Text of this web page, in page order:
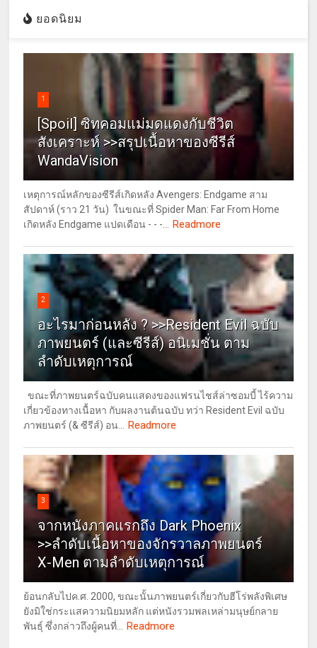
ยอดนิยม
1
[Spoil] ซิทคอมแม่มดแดงกับชีวิต
สังเคราะห์ >>สรุปเนื้อหาของซีรีส์
WandaVision
เหตุการณ์หลักของซีรีส์เกิดหลัง Avengers: Endgame สาม
สัปดาห์ (ราว 21 วัน) ในขณะที่ Spider Man: Far From Home
เกิดหลัง Endgame แปดเดือน - - -...
Readmore
2
อะไรมาก่อนหลัง ? >>Resident Evil ฉบับ
ภาพยนตร์ (และซีรีส์) อนิเมชั่น ตาม
ลำดับเหตุการณ์
ขณะที่ภาพยนตร์ฉบับคนแสดงของแฟรนไชส์ล่าซอมบี้ ไร้ความ
เกี่ยวข้องทางเนื้อหา กับผลงานต้นฉบับ ทว่า Resident Evil ฉบับ
ภาพยนตร์ (& ซีรีส์) อน...
Readmore
3
จากหนังภาคแรกถึง Dark Phoenix
>>ลำดับเนื้อหาของจักรวาลภาพยนตร์
X-Men ตามลำดับเหตุการณ์
ย้อนกลับไปค.ศ. 2000, ขณะนั้นภาพยนตร์เกี่ยวกับฮีโร่พลังพิเศษ
ยังมิใช่กระแสความนิยมหลัก แต่หนังรวมพลเหล่ามนุษย์กลาย
พันธุ์ ซึ่งกล่าวถึงผู้คนที่...
Readmore